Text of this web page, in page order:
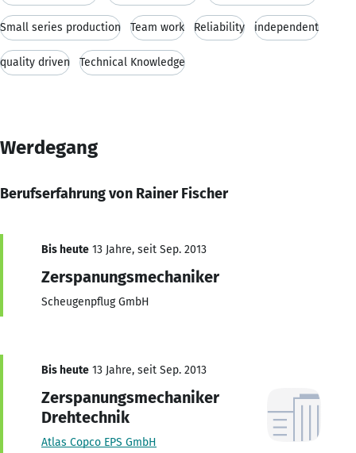
Small series production Team work Reliability independent
quality driven Technical Knowledge
Werdegang
Berufserfahrung von Rainer Fischer
Bis heute 13 Jahre, seit Sep. 2013
Zerspanungsmechaniker
Scheugenpflug GmbH
Bis heute 13 Jahre, seit Sep. 2013
Zerspanungsmechaniker
Drehtechnik
Atlas Copco EPS GmbH